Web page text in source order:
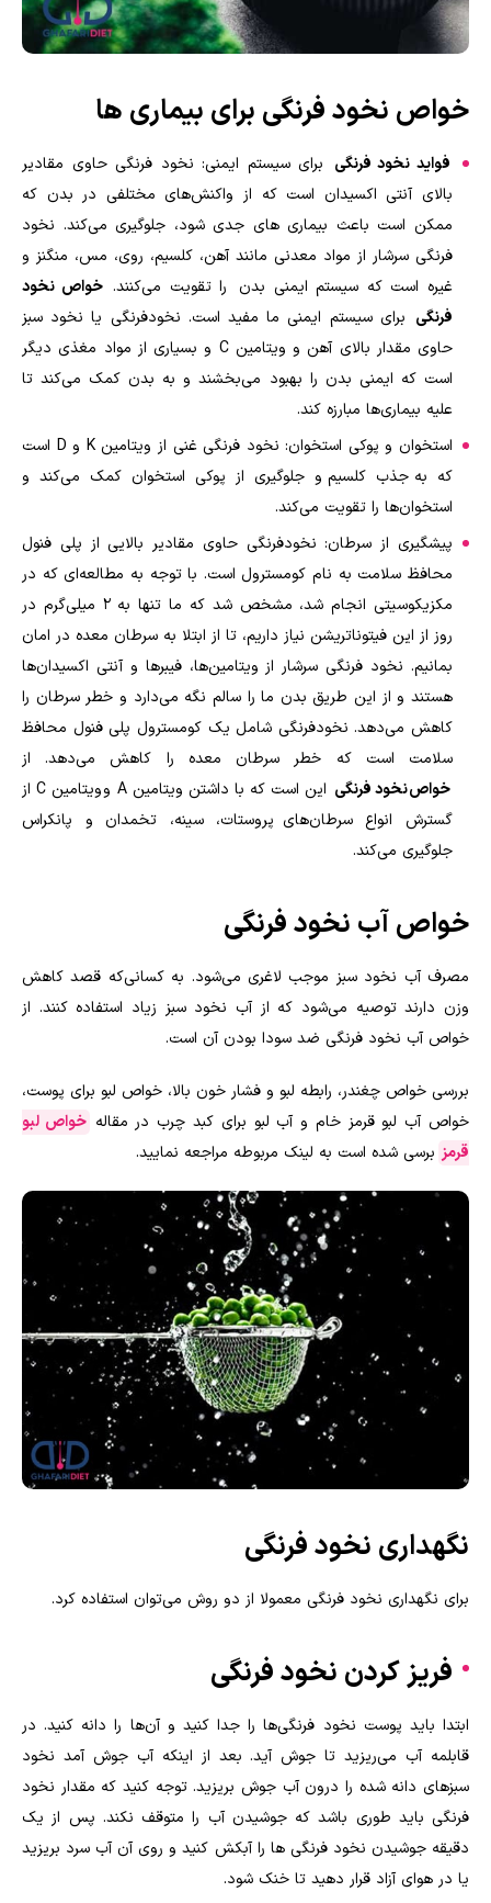
خواص نخود فرنگی برای بیماری‌ ها
فواید نخود فرنگی برای سیستم ایمنی: نخود فرنگی حاوی مقادیر
بالای آنتی اکسیدان است که از واکنش‌های مختلفی در بدن که
ممکن است باعث بیماری های جدی شود، جلوگیری می‌کند. نخود
فرنگی سرشار از مواد معدنی مانند آهن، کلسیم، روی، مس، منگنز و
غیره است که سیستم ایمنی بدن را تقویت می‌کنند. خواص نخود
فرنگی برای سیستم ایمنی ما مفید است. نخودفرنگی یا نخود سبز
حاوی مقدار بالای آهن و ویتامینC و بسیاری از مواد مغذی دیگر
است که ایمنی بدن را بهبود می‌بخشند و به بدن کمک می‌کند تا
علیه بیماری‌ها مبارزه کند.
استخوان و پوکی استخوان: نخود فرنگی غنی از ویتامینK و D است
که به جذب کلسیم و جلوگیری از پوکی استخوان کمک می‌کند و
استخوان‌ها را تقویت می‌کند.
پیشگیری از سرطان: نخودفرنگی حاوی مقادیر بالایی از پلی فنول
محافظ سلامت به نام کومسترول است. با توجه به مطالعه‌ای که در
مکزیکوسیتی انجام شد، مشخص شد که ما تنها به ۲ میلی‌گرم در
روز از این فیتوناتریشن نیاز داریم، تا از ابتلا به سرطان معده در امان
بمانیم. نخود فرنگی سرشار از ویتامین‌ها، فیبرها و آنتی اکسیدان‌ها
هستند و از این طریق بدن ما را سالم نگه می‌دارد و خطر سرطان را
کاهش می‌دهد. نخودفرنگی شامل یک کومسترول پلی فنول محافظ
سلامت است که خطر سرطان معده را کاهش می‌دهد. از
خواص نخود فرنگی این است که با داشتن ویتامین A و ویتامین C از
گسترش انواع سرطان‌های پروستات، سینه، تخمدان و پانکراس
جلوگیری می‌کند.
خواص آب نخود فرنگی
مصرف آب نخود سبز موجب لاغری می‌شود. به کسانی‌که‌ قصد کاهش
وزن دارند توصیه می‌شود که از آب نخود سبز زیاد استفاده کنند. از
خواص آب نخود فرنگی ضد سودا بودن آن است.
بررسی خواص چغندر، رابطه لبو و فشار خون بالا، خواص لبو برای پوست،
خواص آب لبو قرمز خام و آب لبو برای کبد چرب در مقاله خواص لبو
قرمز برسی شده است به لینک مربوطه مراجعه نمایید.
نگهداری نخود فرنگی
برای نگهداری نخود فرنگی معمولا از دو روش می‌توان استفاده کرد.
فریز کردن نخود فرنگی
ابتدا باید پوست نخود فرنگی‌ها را جدا کنید و آن‌ها را دانه کنید. در
قابلمه آب می‌ریزید تا جوش آید. بعد از اینکه آب جوش آمد نخود
سبز‌های دانه شده را درون آب جوش بریزید. توجه کنید که مقدار نخود
فرنگی باید طوری باشد که جوشیدن آب را متوقف نکند. پس از یک
دقیقه جوشیدن نخود فرنگی ها را آبکش کنید و روی آن آب سرد بریزید
یا در هوای آزاد قرار دهید تا خنک شود.